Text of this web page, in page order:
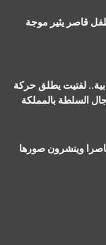
قاصر يثير موجة
لفتيت يطلق حركة
السلطة بالمملكة
وينشرون صورها